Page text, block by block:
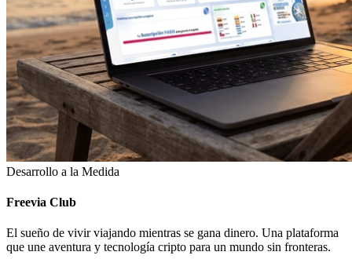
Desarrollo a la Medida
Freevia Club
El sueño de vivir viajando mientras se gana dinero. Una plataforma
que une aventura y tecnología cripto para un mundo sin fronteras.